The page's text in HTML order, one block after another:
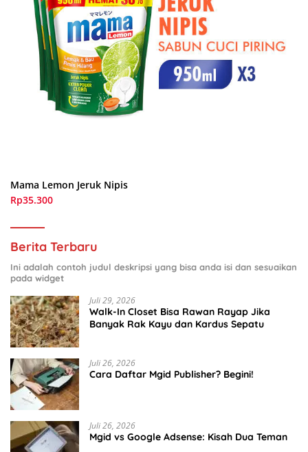
Mama Lemon Jeruk Nipis
Rp35.300
Berita Terbaru
Ini adalah contoh judul deskripsi yang bisa anda isi dan sesuaikan
pada widget
Juli 29, 2026
Walk-In Closet Bisa Rawan Rayap Jika
Banyak Rak Kayu dan Kardus Sepatu
Juli 26, 2026
Cara Daftar Mgid Publisher? Begini!
Juli 26, 2026
Mgid vs Google Adsense: Kisah Dua Teman